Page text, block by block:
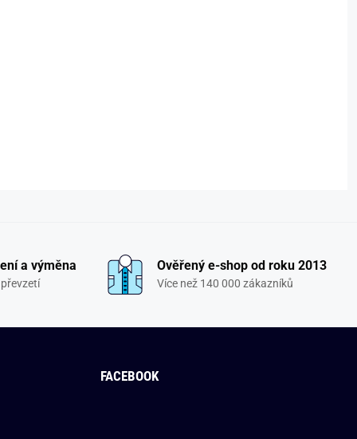
a výměna Ověřený e-shop od roku 2013
Více než 140 000 zákazníků
FACEBOOK